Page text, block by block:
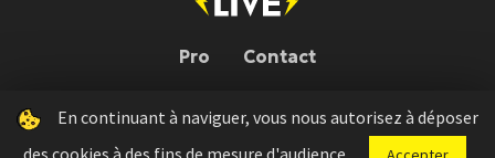
Pro Contact
Pozzo Live © 2026 | Conception : Pozzo Team, avec l'aide deBloop
En continuant à naviguer, vous nous autorisez à déposer
des cookies à des fins de mesure d'audience.